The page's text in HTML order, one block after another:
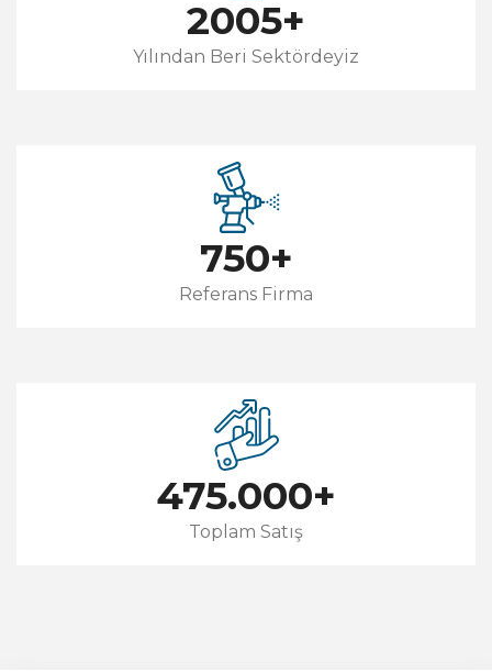
2005+
Yılından Beri Sektördeyiz
750+
Referans Firma
475.000+
Toplam Satış